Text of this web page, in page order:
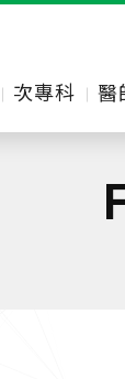
次專科 醫